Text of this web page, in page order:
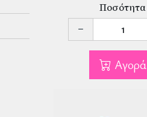
Ποσότητα
Αγορά